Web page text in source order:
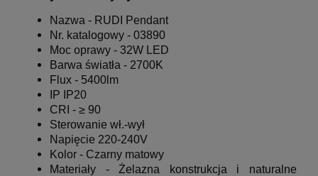
Nazwa - RUDI Pendant
Nr. katalogowy - 03890
Moc oprawy - 32W LED
Barwa światła - 2700K
Flux - 5400lm
IP IP20
CRI - ≥ 90
Sterowanie wł.-wył
Napięcie 220-240V
Kolor - Czarny matowy
Materiały - Żelazna konstrukcja i naturalne